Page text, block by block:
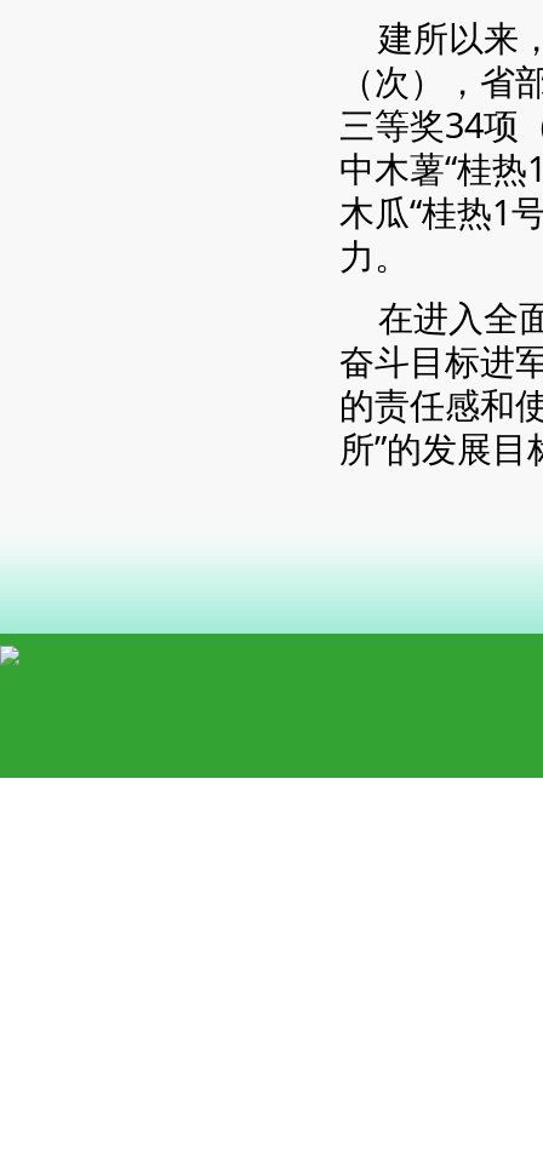
建所以来
（次），
三等奖34项
中木薯“桂热
木瓜“桂热1
力。
在进入全
奋斗目标进
的责任感和
所”的发展